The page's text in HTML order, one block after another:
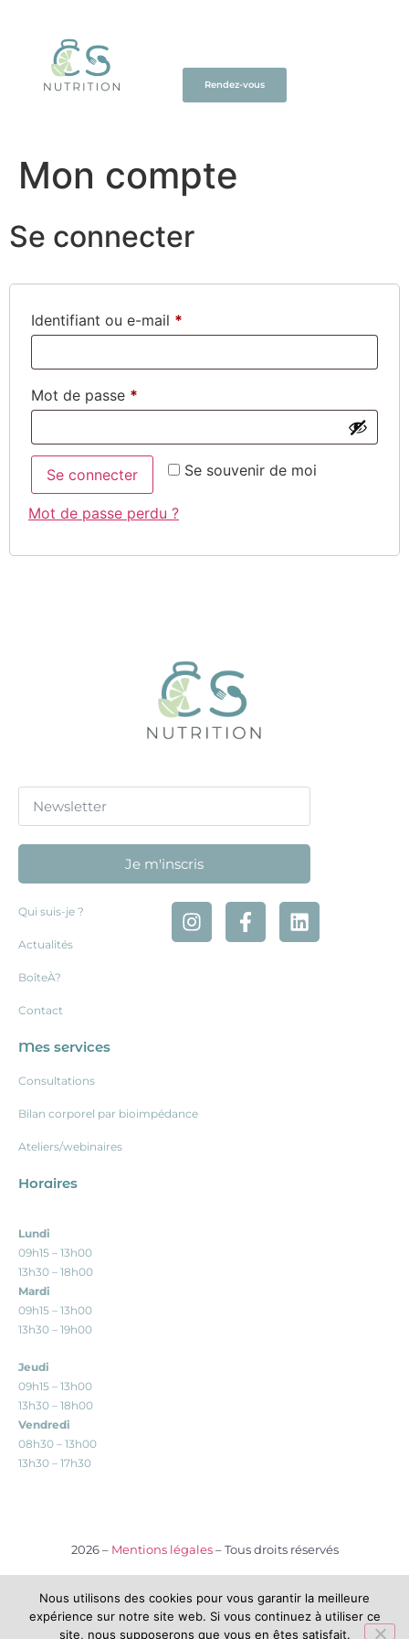
Rendez-vous
Mon compte
Se connecter
Identifiant ou e-mail *
Mot de passe *
Se souvenir de moi
Se connecter
Mot de passe perdu ?
Je m'inscris
Qui suis-je ?
Actualités
BoîteÀ?
Contact
Mes services
Consultations
Bilan corporel par bioimpédance
Ateliers/webinaires
Horaires
Lundi
09h15 – 13h00
13h30 – 18h00
Mardi
09h15 – 13h00
13h30 – 19h00
Jeudi
09h15 – 13h00
13h30 – 18h00
Vendredi
08h30 – 13h00
13h30 – 17h30
2026 – Mentions légales– Tous droits réservés
CS NUTRITION est adhérent à l’Association Française des Diététiciens
Nutritionnistes (AFDN) et de la Communauté Professionnelles Territoriale de
Nous utilisons des cookies pour vous garantir la meilleure
expérience sur notre site web. Si vous continuez à utiliser ce
site, nous supposerons que vous en êtes satisfait.